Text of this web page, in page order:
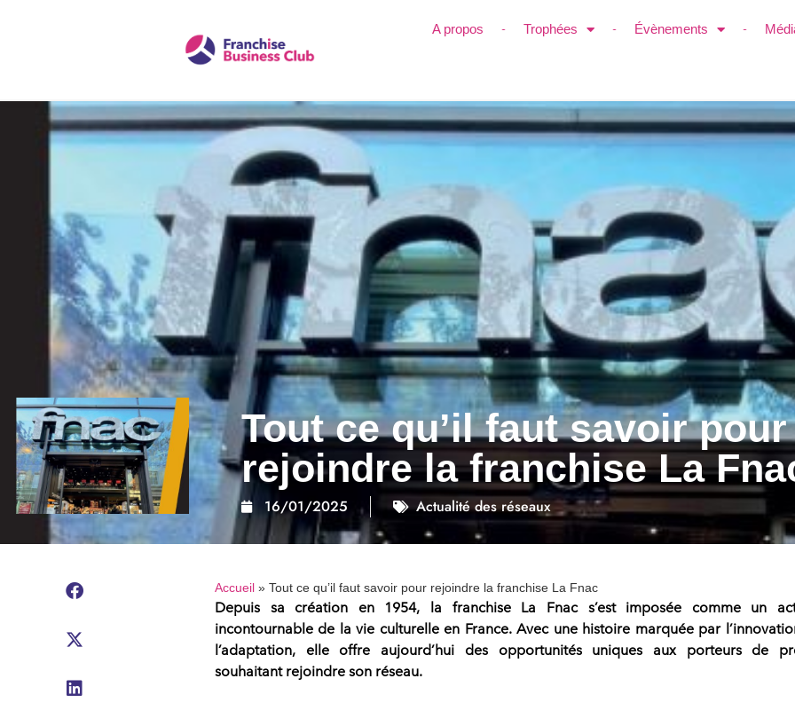
A propos Trophées Évènements
Tout ce qu’il faut savoir pour
rejoindre la franchise La
16/01/2025 Actualité des réseaux
Accueil » Tout ce qu’il faut savoir pour rejoindre la franchise La Fnac
Depuis sa création en 1954, la franchise La Fnacs’est imposée comme un
incontournable de lavie culturelle en France. Avec une histoire marquée par
l’adaptation, elle offre aujourd’hui des opportunités uniques aux porteurs de
souhaitant rejoindre son réseau.